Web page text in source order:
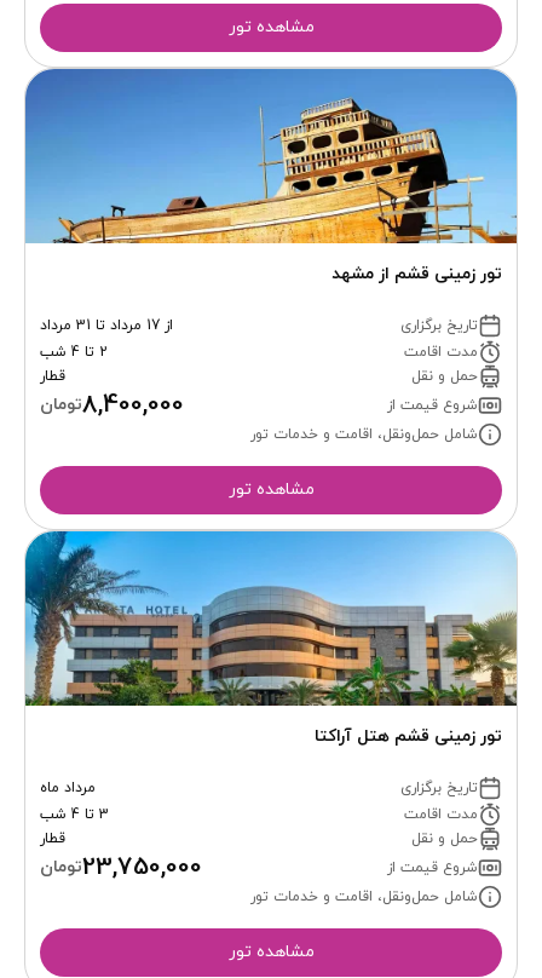
مشاهده تور
تور زمینی قشم از مشهد
تاریخ برگزاری
از 17 مرداد تا 31 مرداد
مدت اقامت
2 تا 4 شب
حمل و نقل
قطار
شروع قیمت از
8,400,000تومان
شامل حمل‌ونقل، اقامت و خدمات تور
مشاهده تور
تور زمینی قشم هتل آراکتا
تاریخ برگزاری
مرداد ماه
مدت اقامت
3 تا 4 شب
حمل و نقل
قطار
شروع قیمت از
23,750,000تومان
شامل حمل‌ونقل، اقامت و خدمات تور
مشاهده تور